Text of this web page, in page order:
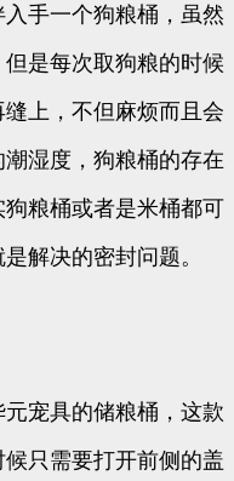
手一个狗粮桶，虽然
是每次取狗粮的时候
上，不但麻烦而且会
湿度，狗粮桶的存在
粮桶或者是米桶都可
解决的密封问题。
宠具的储粮桶，这款
只需要打开前侧的盖